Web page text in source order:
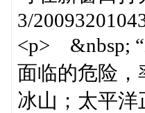
3/
<p> &nbsp;
面临的危险，
冰山；太平